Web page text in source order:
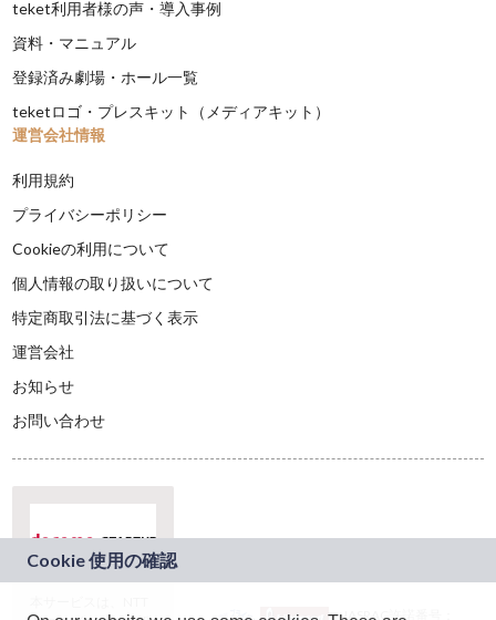
teket利用者様の声・導入事例
資料・マニュアル
登録済み劇場・ホール一覧
teketロゴ・プレスキット（メディアキット）
運営会社情報
利用規約
プライバシーポリシー
Cookieの利用について
個人情報の取り扱いについて
特定商取引法に基づく表示
運営会社
お知らせ
お問い合わせ
JASRAC許諾番号：